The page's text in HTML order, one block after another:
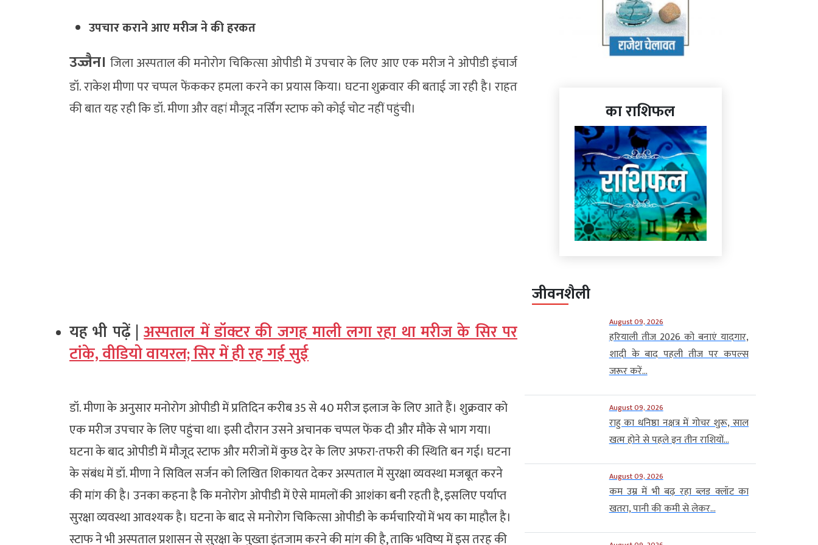
उपचार कराने आए मरीज ने की हरकत
उज्जैन। जिला अस्पताल की मनोरोग चिकित्सा ओपीडी में उपचार के लिए आए एक मरीज ने ओपीडी इंचार्ज
डॉ. राकेश मीणा पर चप्पल फेंककर हमला करने का प्रयास किया। घटना शुक्रवार की बताई जा रही है। राहत
की बात यह रही कि डॉ. मीणा और वहां मौजूद नर्सिंग स्टाफ को कोई चोट नहीं पहुंची।
यह भी पढ़ें |अस्पताल में डॉक्टर की जगह माली लगा रहा था मरीज के सिर पर
टांके, वीडियो वायरल; सिर में ही रह गई सुई
डॉ. मीणा के अनुसार मनोरोग ओपीडी में प्रतिदिन करीब 35 से 40 मरीज इलाज के लिए आते हैं। शुक्रवार को
एक मरीज उपचार के लिए पहुंचा था। इसी दौरान उसने अचानक चप्पल फेंक दी और मौके से भाग गया।
घटना के बाद ओपीडी में मौजूद स्टाफ और मरीजों में कुछ देर के लिए अफरा-तफरी की स्थिति बन गई। घटना
के संबंध में डॉ. मीणा ने सिविल सर्जन को लिखित शिकायत देकर अस्पताल में सुरक्षा व्यवस्था मजबूत करने
की मांग की है। उनका कहना है कि मनोरोग ओपीडी में ऐसे मामलों की आशंका बनी रहती है, इसलिए पर्याप्त
सुरक्षा व्यवस्था आवश्यक है। घटना के बाद से मनोरोग चिकित्सा ओपीडी के कर्मचारियों में भय का माहौल है।
स्टाफ ने भी अस्पताल प्रशासन से सुरक्षा के पुख्ता इंतजाम करने की मांग की है, ताकि भविष्य में इस तरह की
का राशिफल
जीवनशैली
August 09, 2026
हरियाली तीज 2026 को बनाएं यादगार,
शादी के बाद पहली तीज पर कपल्स
जरूर करें...
August 09, 2026
राहु का धनिष्ठा नक्षत्र में गोचर शुरू, साल
खत्म होने से पहले इन तीन राशियों...
August 09, 2026
कम उम्र में भी बढ़ रहा ब्लड क्लॉट का
खतरा, पानी की कमी से लेकर...